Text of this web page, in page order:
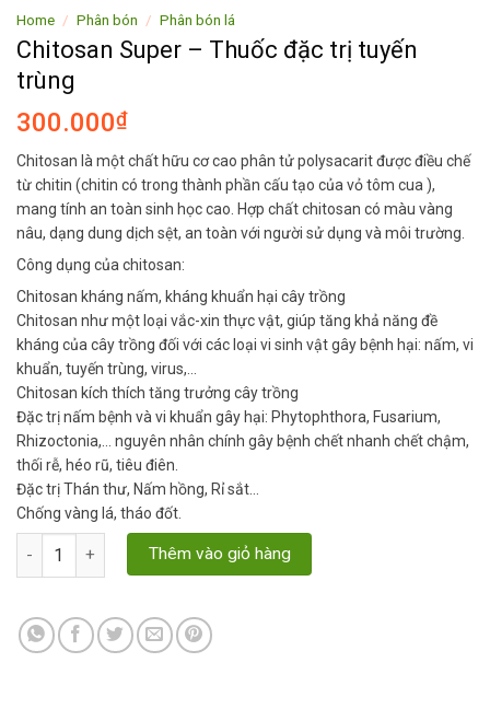
Home / Phân bón / Phân bón lá
Chitosan Super – Thuốc đặc trị tuyến
trùng
300.000₫
Chitosan là một chất hữu cơ cao phân tử polysacarit được điều chế
từ chitin (chitin có trong thành phần cấu tạo của vỏ tôm cua ),
mang tính an toàn sinh học cao. Hợp chất chitosan có màu vàng
nâu, dạng dung dịch sệt, an toàn với người sử dụng và môi trường.
Công dụng của chitosan:
Chitosan kháng nấm, kháng khuẩn hại cây trồng
Chitosan như một loại vắc-xin thực vật, giúp tăng khả năng đề
kháng của cây trồng đối với các loại vi sinh vật gây bệnh hại: nấm, vi
khuẩn, tuyến trùng, virus,…
Chitosan kích thích tăng trưởng cây trồng
Đặc trị nấm bệnh và vi khuẩn gây hại: Phytophthora, Fusarium,
Rhizoctonia,… nguyên nhân chính gây bệnh chết nhanh chết chậm,
thối rễ, héo rũ, tiêu điên.
Đặc trị Thán thư, Nấm hồng, Rỉ sắt…
Chống vàng lá, tháo đốt.
Chitosan Super – Thuốc đặc trị tuyến trùng quantity
Thêm vào giỏ hàng